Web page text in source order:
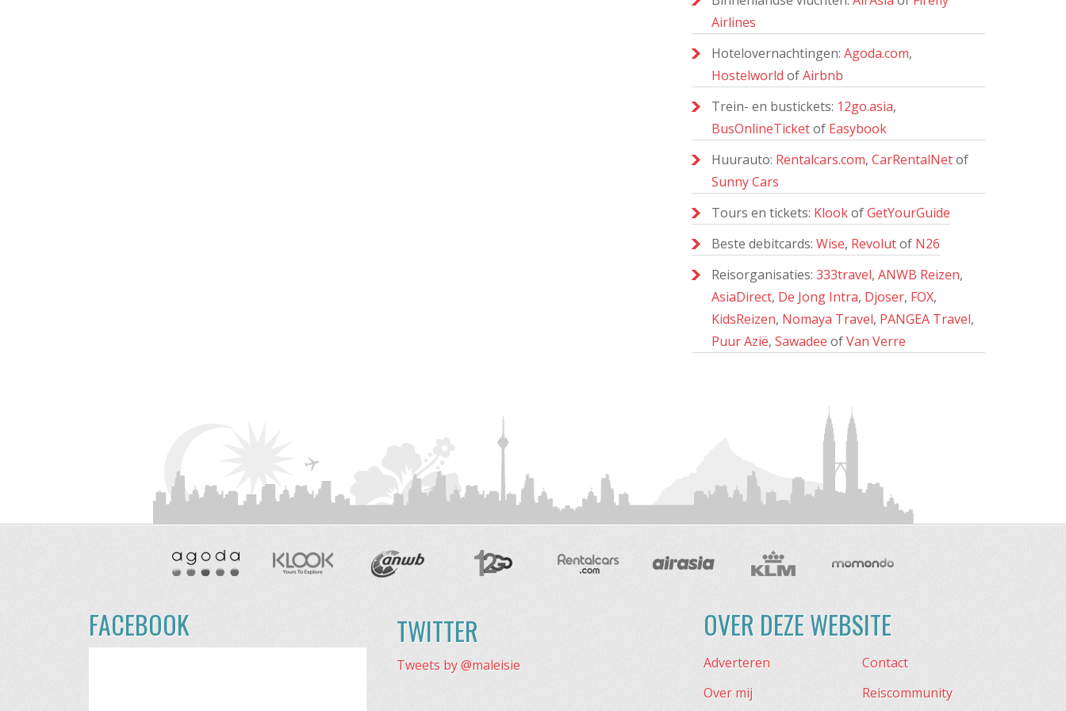
Airlines
Hotelovernachtingen: Agoda.com,
Hostelworld ofAirbnb
Trein- en bustickets: 12go.asia,
BusOnlineTicketof Easybook
Huurauto: Rentalcars.com, CarRentalNetof
Sunny Cars
Tours en tickets: KlookofGetYourGuide
Beste debitcards: Wise, Revolutof N26
Reisorganisaties: 333travel, ANWB Reizen,
AsiaDirect, De Jong Intra, Djoser, FOX,
KidsReizen, Nomaya Travel, PANGEA Travel,
Puur Azië, Sawadee ofVan Verre
FACEBOOK TWITTER
Tweets by @maleisie
OVER DEZE WEBSITE
Adverteren
Contact
Over mij
Reiscommunity